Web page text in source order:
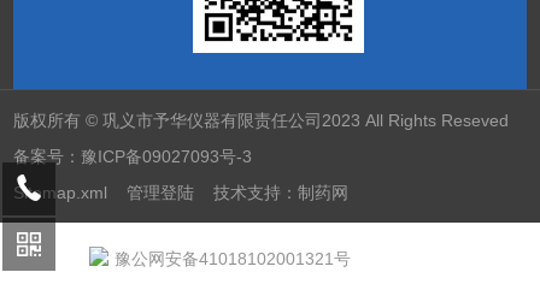
版权所有 © 巩义市予华仪器有限责任公司2023 All Rights Reseved
备案号： 豫ICP备09027093号-3
Sitemap.xml
管理登陆 技术支持：制药网
豫公网安备41018102001321号